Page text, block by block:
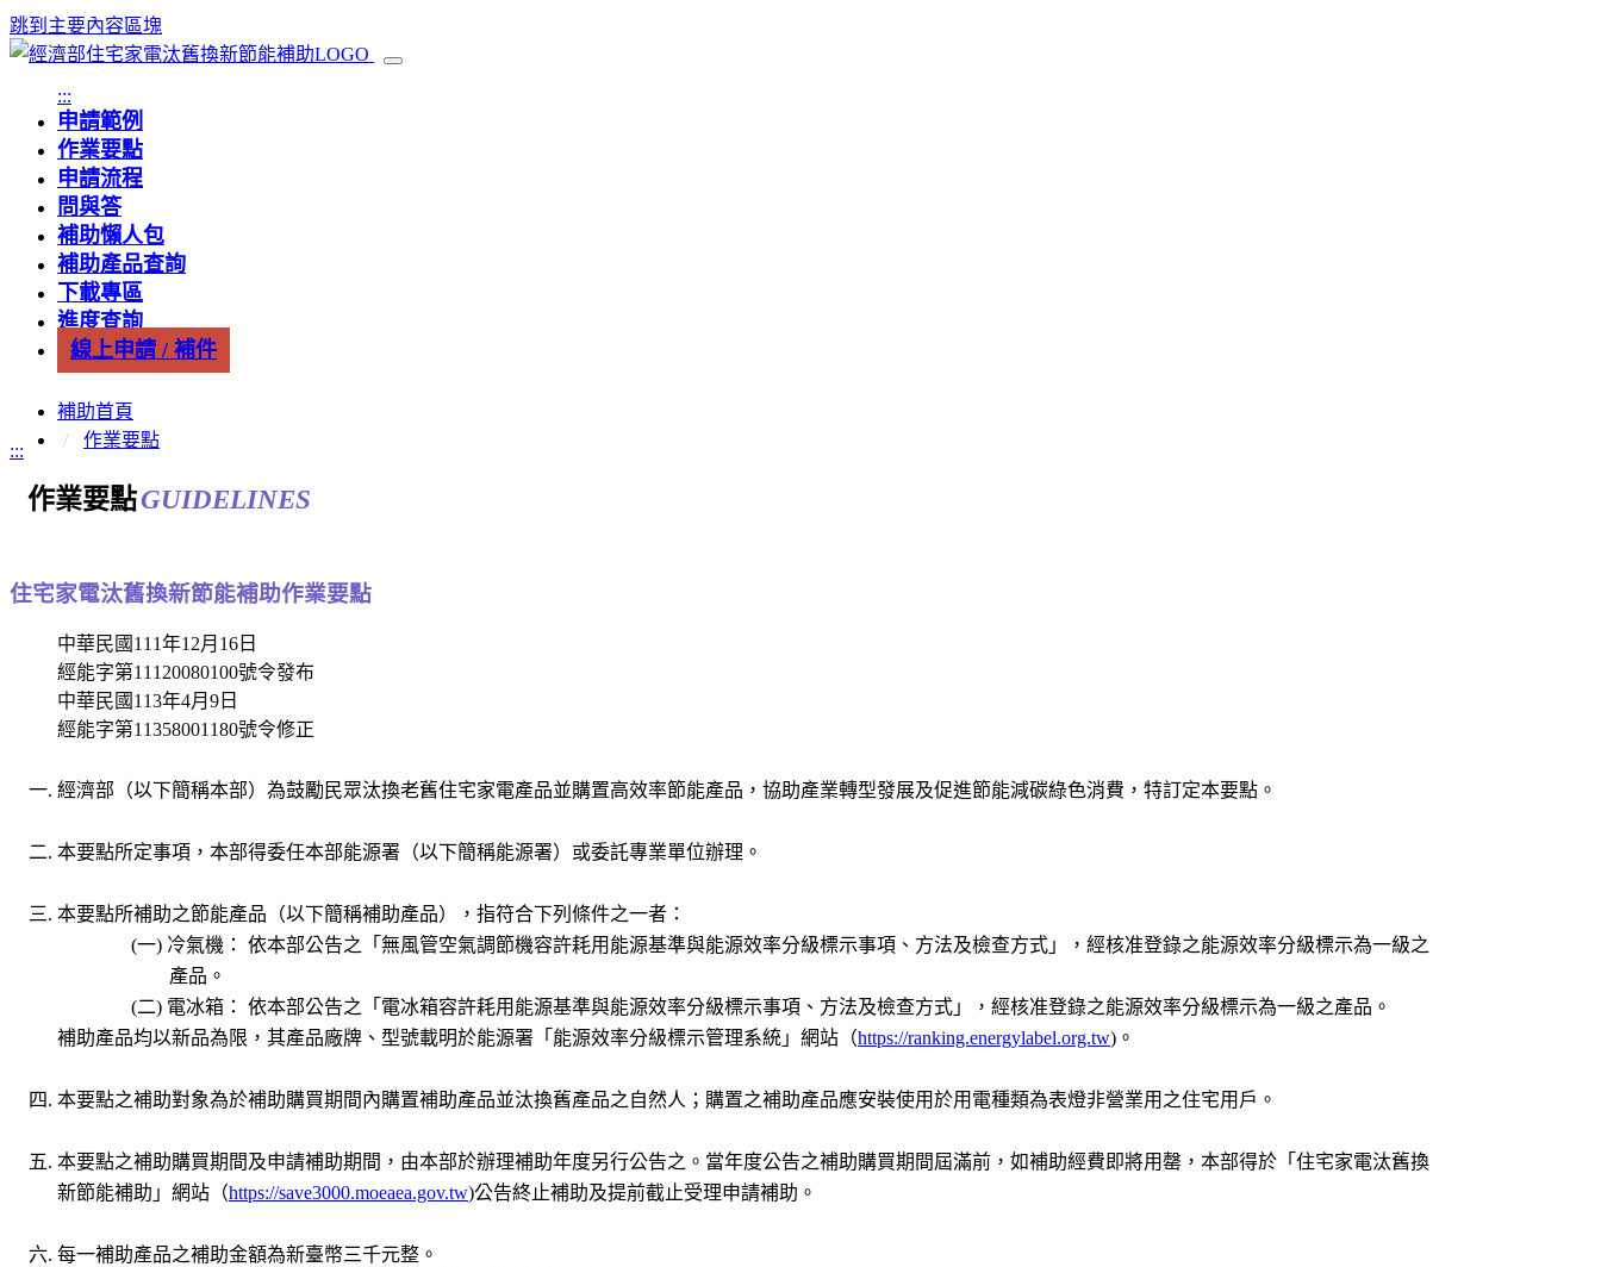
跳到主要內容區塊
:::
申請範例
作業要點
申請流程
問與答
補助懶人包
補助產品查詢
下載專區
進度查詢
線上申請 / 補件
補助首頁
作業要點
:::
作業要點GUIDELINES
住宅家電汰舊換新節能補助作業要點
中華民國111年12月16日
經能字第11120080100號令發布
中華民國113年4月9日
經能字第11358001180號令修正
經濟部（以下簡稱本部）為鼓勵民眾汰換老舊住宅家電產品並購置高效率節能產品，協助產業轉型發展及促進節能減碳綠色消費，特訂定本要點。
本要點所定事項，本部得委任本部能源署（以下簡稱能源署）或委託專業單位辦理。
本要點所補助之節能產品（以下簡稱補助產品），指符合下列條件之一者：
冷氣機： 依本部公告之「無風管空氣調節機容許耗用能源基準與能源效率分級標示事項、方法及檢查方式」，經核准登錄之能源效率分級標示為一級之
產品。
電冰箱： 依本部公告之「電冰箱容許耗用能源基準與能源效率分級標示事項、方法及檢查方式」，經核准登錄之能源效率分級標示為一級之產品。
補助產品均以新品為限，其產品廠牌、型號載明於能源署「能源效率分級標示管理系統」網站（https://ranking.energylabel.org.tw)。
本要點之補助對象為於補助購買期間內購置補助產品並汰換舊產品之自然人；購置之補助產品應安裝使用於用電種類為表燈非營業用之住宅用戶。
本要點之補助購買期間及申請補助期間，由本部於辦理補助年度另行公告之。當年度公告之補助購買期間屆滿前，如補助經費即將用罄，本部得於「住宅家電汰舊換
新節能補助」網站（https://save3000.moeaea.gov.tw)公告終止補助及提前截止受理申請補助。
每一補助產品之補助金額為新臺幣三千元整。